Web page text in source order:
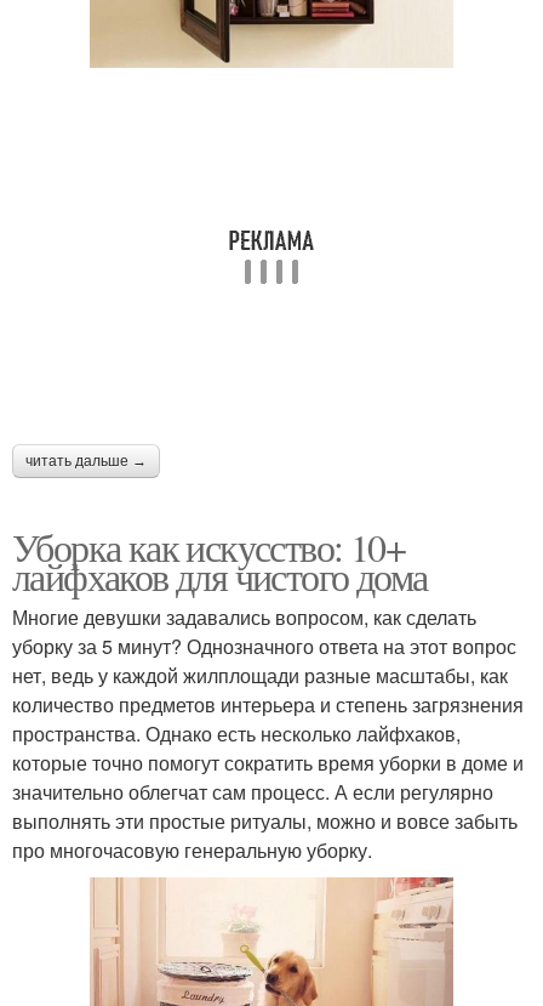
читать дальше →
Уборка как искусство: 10+
лайфхаков для чистого дома
Многие девушки задавались вопросом, как сделать
уборку за 5 минут? Однозначного ответа на этот вопрос
нет, ведь у каждой жилплощади разные масштабы, как
количество предметов интерьера и степень загрязнения
пространства. Однако есть несколько лайфхаков,
которые точно помогут сократить время уборки в доме и
значительно облегчат сам процесс. А если регулярно
выполнять эти простые ритуалы, можно и вовсе забыть
про многочасовую генеральную уборку.